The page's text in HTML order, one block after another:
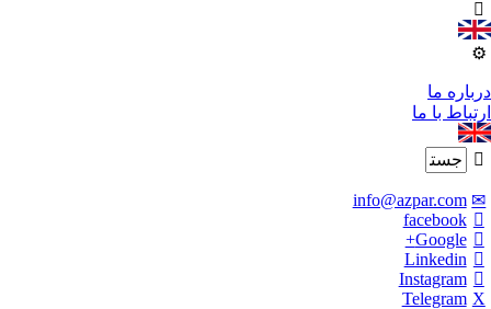
درباره ما
ارتباط با ما
info@azpar.com
facebook
Google+
Linkedin
Instagram
Telegram